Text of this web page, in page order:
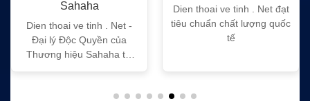
Sahaha
Dien thoai ve tinh . Net -
Đại lý Độc Quyền của
Thương hiệu Sahaha tại
Dien thoai ve tinh . Net đạt
tiêu chuẩn chất lượng quốc
tế